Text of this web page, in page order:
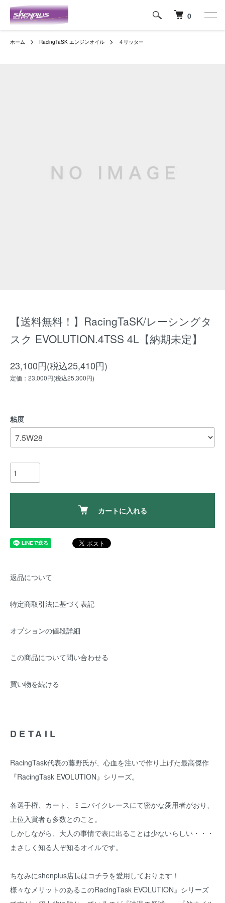
0
ホーム RacingTaSK エンジンオイル ４リッター
【送料無料！】RacingTaSK/レーシングタ
スク EVOLUTION.4TSS 4L【納期未定】
23,100円(税込25,410円)
定価：23,000円(税込25,300円)
粘度
カートに入れる
返品について
特定商取引法に基づく表記
オプションの値段詳細
この商品について問い合わせる
買い物を続ける
DETAIL
RacingTask代表の藤野氏が、心血を注いで作り上げた最高傑作
『RacingTask EVOLUTION』シリーズ。
各選手権、カート、ミニバイクレースにて密かな愛用者がおり、
上位入賞者も多数とのこと。
しかしながら、大人の事情で表に出ることは少ないらしい・・・
まさしく知る人ぞ知るオイルです。
ちなみにshenplus店長はコチラを愛用しております！
様々なメリットのあるこのRacingTask EVOLUTION』シリーズ